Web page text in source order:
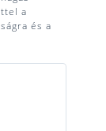
a
és a